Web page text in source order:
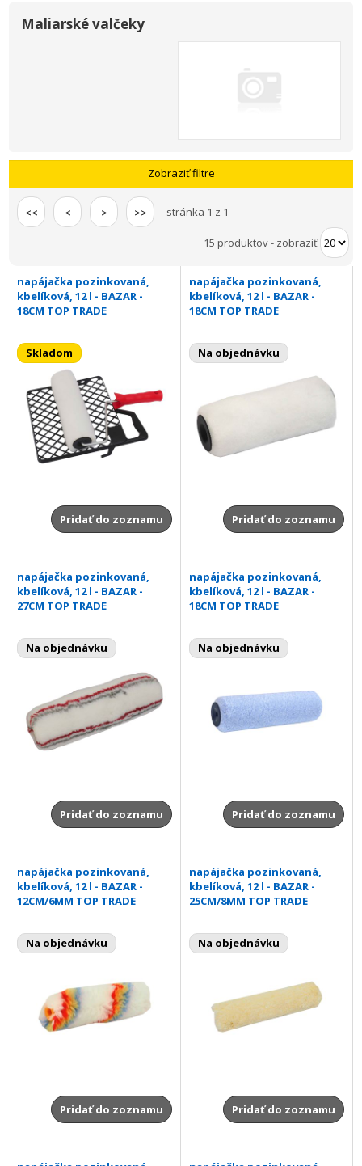
Maliarské valčeky
Zobraziť filtre
<< < > >> stránka 1 z 1
15 produktov- zobraziť
napájačka pozinkovaná,
kbelíková, 12 l - BAZAR -
18CM TOP TRADE
Skladom
Pridať do zoznamu
napájačka pozinkovaná,
kbelíková, 12 l - BAZAR -
18CM TOP TRADE
Na objednávku
Pridať do zoznamu
napájačka pozinkovaná,
kbelíková, 12 l - BAZAR -
27CM TOP TRADE
Na objednávku
Pridať do zoznamu
napájačka pozinkovaná,
kbelíková, 12 l - BAZAR -
18CM TOP TRADE
Na objednávku
Pridať do zoznamu
napájačka pozinkovaná,
kbelíková, 12 l - BAZAR -
12CM/6MM TOP TRADE
Na objednávku
Pridať do zoznamu
napájačka pozinkovaná,
kbelíková, 12 l - BAZAR -
25CM/8MM TOP TRADE
Na objednávku
Pridať do zoznamu